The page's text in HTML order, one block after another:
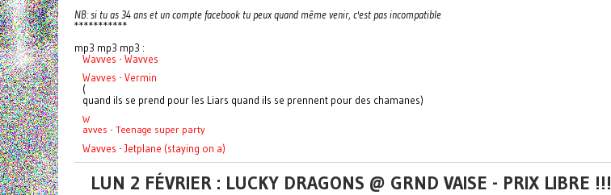
NB: si tu as 34 ans et un compte facebook tu peux quand même venir, c'est pas incompatible
***********
mp3 mp3 mp3 :
Wavves - Wavves
Wavves - Vermin
(
quand ils se prend pour les Liars quand ils se prennent pour des chamanes)
W
avves - Teenage super party
Wavves - Jetplane (staying on a)
LUN 2 FÉVRIER : LUCKY DRAGONS @ GRND VAISE - PRIX LIBRE !!!